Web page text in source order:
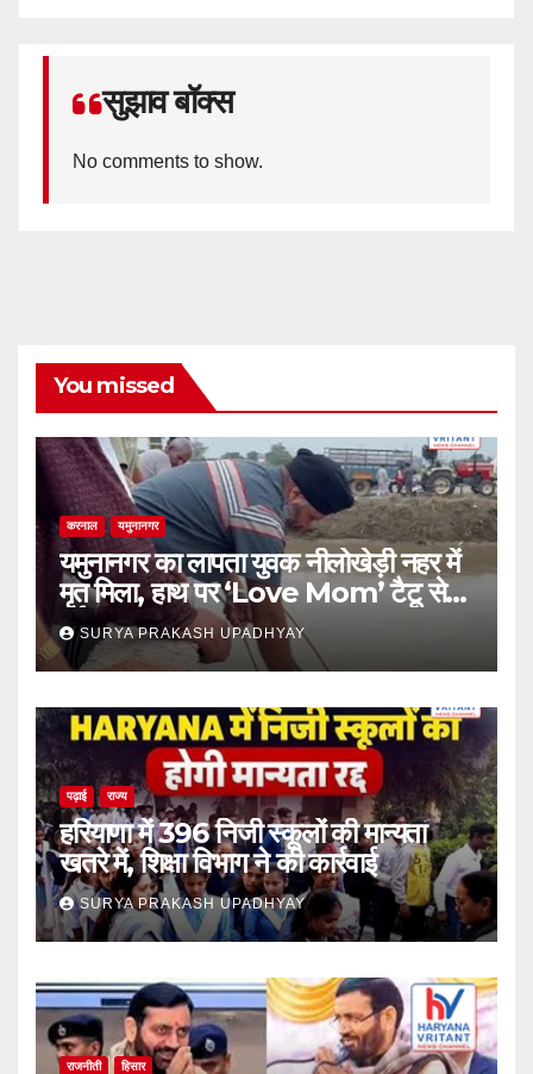
सुझाव बॉक्स
No comments to show.
You missed
करनाल यमुनानगर
यमुनानगर का लापता युवक नीलोखेड़ी नहर में
मृत मिला, हाथ पर ‘Love Mom’ टैटू से
हुई पहचान
SURYA PRAKASH UPADHYAY
पढ़ाई राज्य
हरियाणा में 396 निजी स्कूलों की मान्यता
खतरे में, शिक्षा विभाग ने की कार्रवाई
SURYA PRAKASH UPADHYAY
राजनीती हिसार